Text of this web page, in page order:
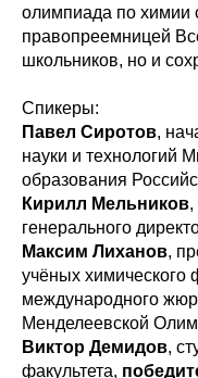
олимпиада по химии
правопреемницей
школьников, но и
Спикеры:
Павел Сиротов,
науки и технологий
образования
Кирилл Мельников,
генерального
Максим Лиханов,
учёных химического
международного
Менделеевской
Виктор Демидов,
факультета,